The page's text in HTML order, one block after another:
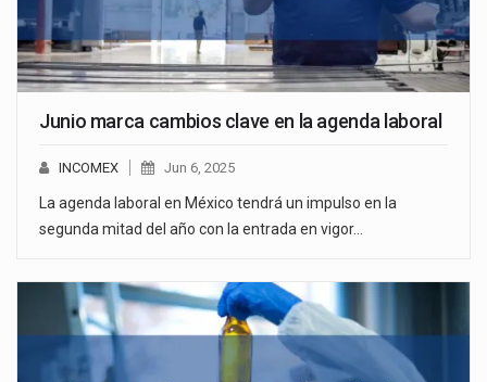
Junio marca cambios clave en la agenda laboral
INCOMEX Jun 6, 2025
La agenda laboral en México tendrá un impulso en la
segunda mitad del año con la entrada en vigor…